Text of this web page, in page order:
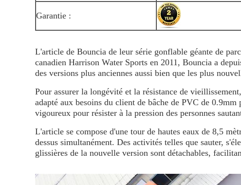
Garantie :
L'article de Bouncia de leur série gonflable géante de
canadien Harrison Water Sports en 2011, Bouncia a
des versions plus anciennes aussi bien que les plus
Pour assurer la longévité et la résistance de
adapté aux besoins du client de bâche de PVC de
vigoureux pour résister à la pression des personnes
L'article se compose d'une tour de hautes eaux de 8,5
dessus simultanément. Des activités telles que sauter,
glissières de la nouvelle version sont détachables,